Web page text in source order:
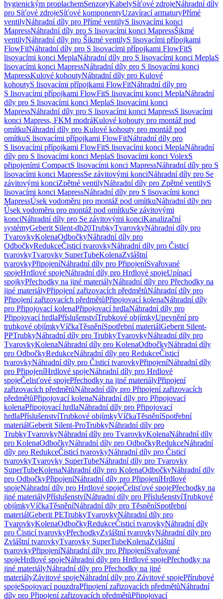
hygienickým proplachemSenzoryKabelySíťové zdrojeNáhradní díly
pro Síťové zdrojeSíťové komponentyUzavírací armaturyPřímé
ventilyNáhradní díly pro Přímé ventilyS lisovacími konci
MapressNáhradní díly pro S lisovacími konci MapressŠikmé
ventilyNáhradní díly pro Šikmé ventilyS lisovacími přípojkami
FlowFitNáhradní díly pro S lisovacími přípojkami FlowFitS
lisovacími konci MeplaNáhradní díly pro S lisovacími konci MeplaS
lisovacími konci MapressNáhradní díly pro S lisovacími konci
MapressKulové kohoutyNáhradní díly pro Kulové
kohoutyS lisovacími přípojkami FlowFitNáhradní díly pro
S lisovacími přípojkami FlowFitS lisovacími konci MeplaNáhradní
díly pro S lisovacími konci MeplaS lisovacími konci
MapressNáhradní díly pro S lisovacími konci MapressS lisovacími
konci Mapress, FKM modráKulové kohouty pro montáž pod
omítkuNáhradní díly pro Kulové kohouty pro montáž pod
omítkuS lisovacími přípojkami FlowFitNáhradní díly pro
S lisovacími přípojkami FlowFitS lisovacími konci MeplaNáhradní
díly pro S lisovacími konci MeplaS lisovacími konci VolexS
připojeními CompactS lisovacími konci MapressNáhradní díly pro S
lisovacími konci MapressSe závitovými konciNáhradní díly pro Se
závitovými konciZpětné ventilyNáhradní díly pro Zpětné ventilyS
lisovacími konci MapressNáhradní díly pro S lisovacími konci
MapressÚsek vodoměru pro montáž pod omítkuNáhradní díly pro
Úsek vodoměru pro montáž pod omítkuSe závitovými
konciNáhradní díly pro Se závitovými konciKanalizační
systémyGeberit Silent-db20TrubkyTvarovkyNáhradní díly pro
TvarovkyKolenaOdbočkyNáhradní díly pro
OdbočkyRedukceČisticí tvarovkyNáhradní díly pro Čisticí
tvarovkyTvarovky SuperTubeKolenaZvláštní
tvarovkyPřipojeníNáhradní díly pro PřipojeníSvařované
spojeHrdlové spojeNáhradní díly pro Hrdlové spojeUpínací
spojkyPřechodky na jiné materiályNáhradní díly pro Přechodky na
jiné materiályPřipojení zařizovacích předmětůNáhradní díly pro
Připojení zařizovacích předmětůPřipojovací kolenaNáhradní díly
pro Připojovací kolenaPřipojovací hrdlaNáhradní díly pro
Připojovací hrdlaPříslušenstvíTrubkové objímkyUpevnění pro
trubkové objímkyVíčkaTěsněníSpotřební materiálGeberit Silent-
PPTrubkyNáhradní díly pro TrubkyTvarovkyNáhradní díly pro
TvarovkyKolenaNáhradní díly pro KolenaOdbočkyNáhradní díly
pro OdbočkyRedukceNáhradní díly pro RedukceČisticí
tvarovkyNáhradní díly pro Čisticí tvarovkyPřipojeníNáhradní díly
pro PřipojeníHrdlové spojeNáhradní díly pro Hrdlové
spojeČelisťové spojePřechodky na jiné materiályPřipojení
zařizovacích předmětůNáhradní díly pro Připojení zařizovacích
předmětůPřipojovací kolenaNáhradní díly pro Připojovací
kolenaPřipojovací hrdlaNáhradní díly pro Připojovací
hrdlaPříslušenstvíTrubkové objímkyVíčkaTěsněníSpotřební
materiálGeberit Silent-ProTrubkyNáhradní díly pro
TrubkyTvarovkyNáhradní díly pro TvarovkyKolenaNáhradní díly
pro KolenaOdbočkyNáhradní díly pro OdbočkyRedukceNáhradní
díly pro RedukceČisticí tvarovkyNáhradní díly pro Čisticí
tvarovkyTvarovky SuperTubeNáhradní díly pro Tvarovky
SuperTubeKolenaNáhradní díly pro KolenaOdbočkyNáhradní díly
pro OdbočkyPřipojeníNáhradní díly pro PřipojeníHrdlové
spojeNáhradní díly pro Hrdlové spojeČelisťové spojePřechodky na
jiné materiályPříslušenstvíNáhradní díly pro PříslušenstvíTrubkové
objímkyVíčkaTěsněníNáhradní díly pro TěsněníSpotřební
materiálGeberit PETrubkyTvarovkyNáhradní díly pro
TvarovkyKolenaOdbočkyRedukceČisticí tvarovkyNáhradní díly
pro Čisticí tvarovkyPřechodkyZvláštní tvarovkyNáhradní díly pro
Zvláštní tvarovkyTvarovky SuperTubeKolenaZvláštní
tvarovkyPřipojeníNáhradní díly pro PřipojeníSvařované
spojeHrdlové spojeNáhradní díly pro Hrdlové spojePřechodky na
jiné materiályNáhradní díly pro Přechodky na jiné
materiályZávitové spojeNáhradní díly pro Závitové spojePřírubové
spojeSpojovací pouzdraPřipojení zařizovacích předmětůNáhradní
díly pro Připojení zařizovacích předmětůPřipojovací